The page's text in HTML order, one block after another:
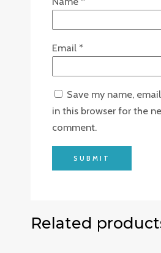
Email *
Save my name,
in this browser for the
comment.
Related